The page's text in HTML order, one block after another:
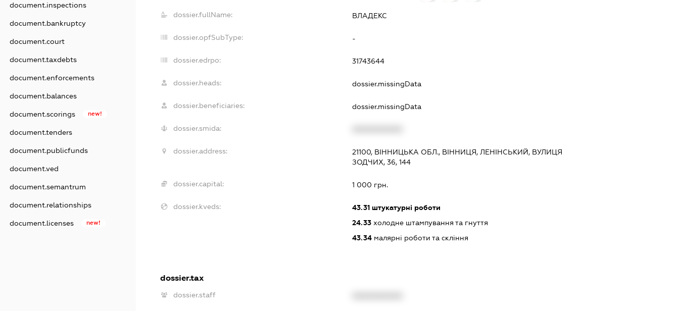
document.inspections
document.bankruptcy
document.court
document.taxdebts
document.enforcements
document.balances
document.scorings new!
document.tenders
document.publicfunds
document.ved
document.semantrum
document.relationships
document.licenses new!
dossier.fullName: ВЛАДЕКС
dossier.opfSubType: -
dossier.edrpo: 31743644
dossier.heads: dossier.missingData
dossier.beneficiaries: dossier.missingData
dossier.smida:
dossier.address:
21100, ВІННИЦЬКА ОБЛ., ВІННИЦЯ, ЛЕНІНСЬКИЙ, ВУЛИЦЯ
ЗОДЧИХ, 36, 144
dossier.capital: 1 000 грн.
dossier.kveds: 43.31 штукатурні роботи
24.33 холодне штампування та гнуття
43.34 малярні роботи та скління
dossier.tax
dossier.staff